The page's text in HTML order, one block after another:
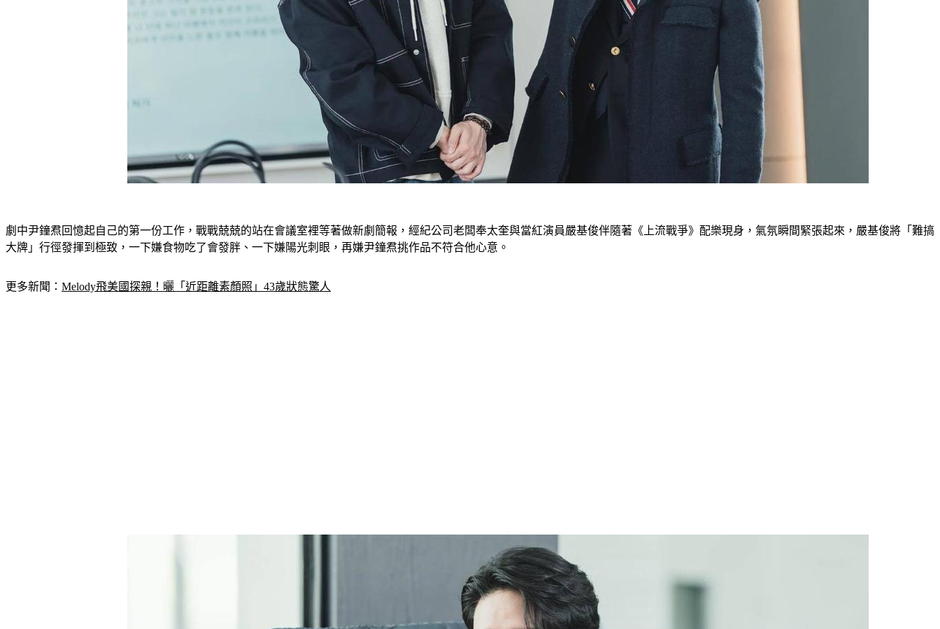
劇中尹鐘焄回憶起自己的第一份工作，戰戰兢兢的站在會議室裡等著做新劇簡報，經紀公司老闆奉太奎與當紅演員嚴基俊伴隨著《上流戰爭》配樂現身，氣氛瞬間緊張起來，嚴基俊將「難搞
大牌」行徑發揮到極致，一下嫌食物吃了會發胖、一下嫌陽光刺眼，再嫌尹鐘焄挑作品不符合他心意。
更多新聞： Melody飛美國探親！曬「近距離素顏照」43歲狀態驚人